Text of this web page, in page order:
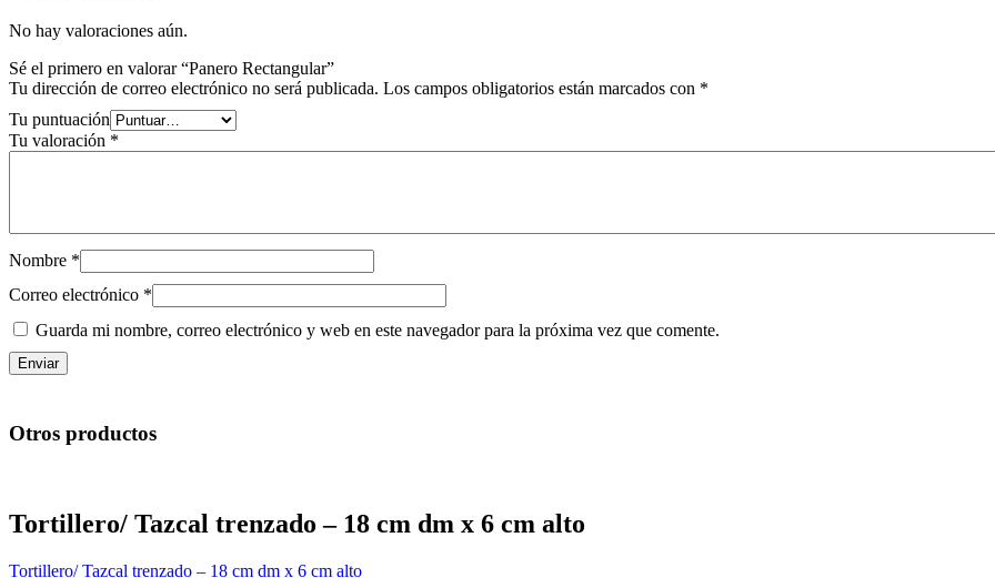
No hay valoraciones aún.
Sé el primero en valorar “Panero Rectangular”
Tu dirección de correo electrónico no será publicada. Los campos obligatorios están marcados con *
Tu puntuación
Tu valoración *
Nombre *
Correo electrónico *
Guarda mi nombre, correo electrónico y web en este navegador para la próxima vez que comente.
Otros productos
Tortillero/ Tazcal trenzado – 18 cm dm x 6 cm alto
Tortillero/ Tazcal trenzado – 18 cm dm x 6 cm alto